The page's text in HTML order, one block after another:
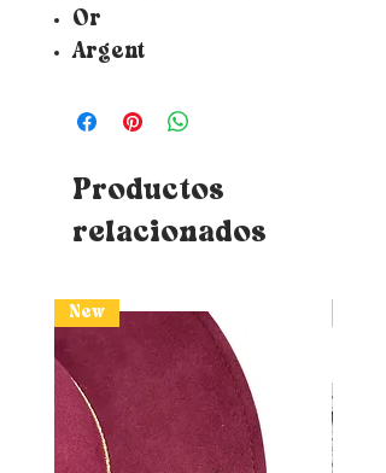
Or
Argent
Productos
relacionados
New